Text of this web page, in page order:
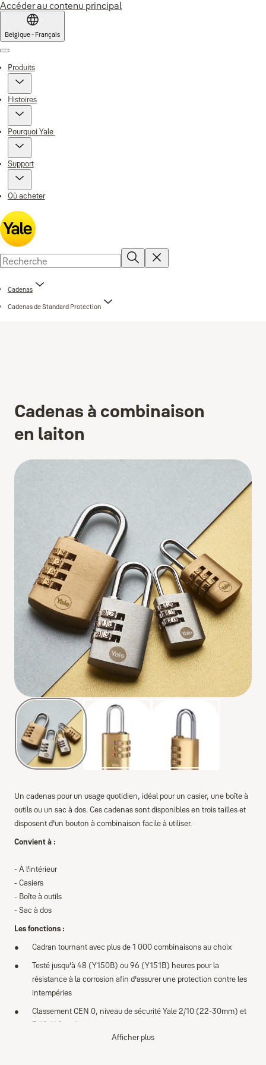
Accéder au contenu principal
Belgique - Français
Menu
Produits
Histoires
Pourquoi Yale
Support
Où acheter
Cadenas
Cadenas de Standard Protection
Cadenas à combinaison
en laiton
Un cadenas pour un usage quotidien, idéal pour un casier, une boîte à
outils ou un sac à dos. Ces cadenas sont disponibles en trois tailles et
disposent d'un bouton à combinaison facile à utiliser.
Convient à :
- À l'intérieur
- Casiers
- Boîte à outils
- Sac à dos
Les fonctions :
Cadran tournant avec plus de 1 000 combinaisons au choix
Testé jusqu'à 48 (Y150B) ou 96 (Y151B) heures pour la
résistance à la corrosion afin d'assurer une protection contre les
intempéries
Classement CEN 0, niveau de sécurité Yale 2/10 (22-30mm) et
3/10 (40mm)
Afficher plus